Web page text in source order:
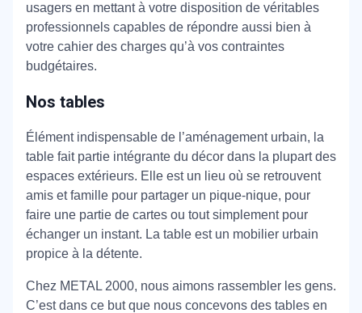
usagers en mettant à votre disposition de véritables
professionnels capables de répondre aussi bien à
votre cahier des charges qu’à vos contraintes
budgétaires.
Nos tables
Élément indispensable de l’aménagement urbain, la
table fait partie intégrante du décor dans la plupart des
espaces extérieurs. Elle est un lieu où se retrouvent
amis et famille pour partager un pique-nique, pour
faire une partie de cartes ou tout simplement pour
échanger un instant. La table est un mobilier urbain
propice à la détente.
Chez METAL 2000, nous aimons rassembler les gens.
C’est dans ce but que nous concevons des tables en